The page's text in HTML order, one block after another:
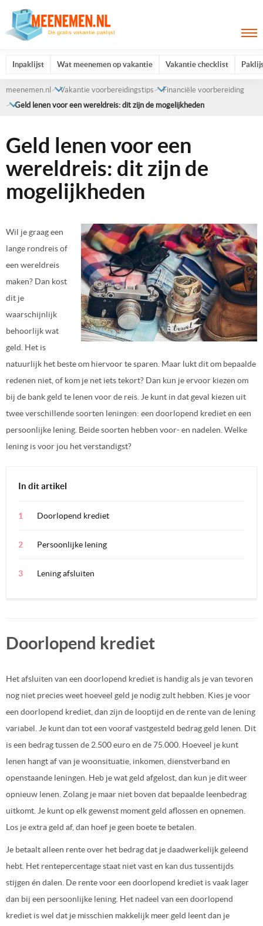
Inpaklijst Wat meenemen op vakantie Vakantie checklist
meenemen.nl Vakantie voorbereidingstips
Financiële voorbereiding
Geld lenen voor een wereldreis: dit zijn de mogelijkheden
Geld lenen voor een
wereldreis: dit zijn de
mogelijkheden
Wil je graag een
lange rondreisof
een wereldreis
maken? Dan kost
dit je
waarschijnlijk
behoorlijk wat
geld. Het is
natuurlijk het beste om hiervoor te sparen. Maar lukt dit om bepaalde
redenen niet, of kom je net iets tekort? Dan kun je ervoor kiezen om
bij de bank geld te lenen voor de reis. Je kunt in dat geval kiezen uit
twee verschillende soorten leningen: een doorlopend krediet en een
persoonlijke lening. Beide soorten hebben voor- en nadelen. Welke
lening is voor jou het verstandigst?
In dit artikel
Doorlopend krediet
Persoonlijke lening
Lening afsluiten
Doorlopend krediet
Het afsluiten van een doorlopend krediet is handig als je van tevoren
nog niet precies weet hoeveel geld je nodig zult hebben. Kies je voor
een doorlopend krediet, dan zijn de looptijd en de rente van de lening
variabel. Je kunt dan tot een vooraf vastgesteld bedraggeld lenen . Dit
is een bedrag tussen de 2.500 euro en de 75.000. Hoeveel je kunt
lenen hangt af van je woonsituatie, inkomen, dienstverband en
openstaande leningen. Heb je wat geld afgelost, dan kun je dit weer
opnieuw lenen. Zolang je maar niet boven dat bepaalde leenbedrag
uitkomt. Je kunt op elk gewenst moment geld aflossen en opnemen.
Los je extra geld af, dan hoef je geen boete te betalen.
Je betaalt alleen rente over het bedrag dat je daadwerkelijk geleend
hebt. Het rentepercentage staat niet vast en kan dus tussentijds
stijgen én dalen. De rente voor een doorlopend krediet is vaak lager
dan bij een persoonlijke lening. Het nadeel van een doorlopend
krediet is wel dat je misschien makkelijk meer geld leent dan je